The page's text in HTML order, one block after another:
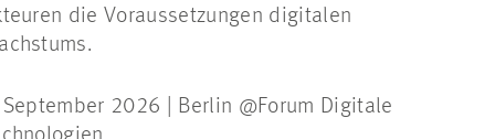
die Voraussetzungen digitalen
2026 | Berlin @Forum Digitale